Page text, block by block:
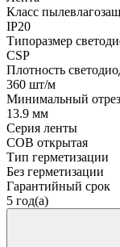
Класс
IP20
Типоразмер
CSP
Плотность
360 шт/м
Минимальный
13.9 мм
Серия ленты
COB открытая
Тип герметизации
Без герметизации
Гарантийный срок
5 год(а)